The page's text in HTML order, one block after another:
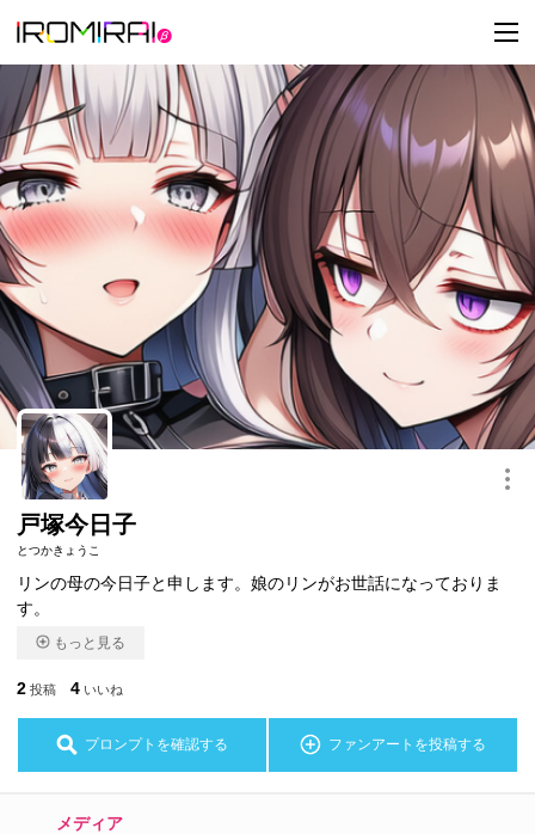
t
o
g
g
e
n
a
v
g
a
t
i
o
n
戸塚今日子
とつかきょうこ
リンの母の今日子と申します。娘のリンがお世話になっておりま
す。
もっと見る
2 投稿 4 いいね
プロンプトを確認する ファンアートを投稿する
メディア